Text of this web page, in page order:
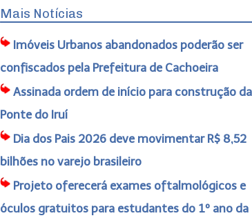
Mais Notícias
Imóveis Urbanos abandonados poderão ser
confiscados pela Prefeitura de Cachoeira
Assinada ordem de início para construção da
Ponte do Iruí
Dia dos Pais 2026 deve movimentar R$ 8,52
bilhões no varejo brasileiro
Projeto oferecerá exames oftalmológicos e
óculos gratuitos para estudantes do 1º ano da